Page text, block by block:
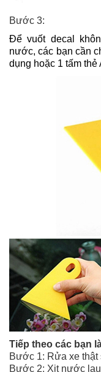
Bước 3:
Để vuốt decal
nước, các bạn cần
dụng hoặc 1 tấm thẻ
Tiếp theo các bạn
Bước 1: Rửa xe thật
Bước 2: Xịt nước